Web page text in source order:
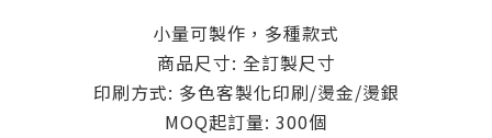
小量可製作，多種款式
商品尺寸: 全訂製尺寸
印刷方式: 多色客製化印刷/燙金/燙銀
MOQ起訂量: 300個